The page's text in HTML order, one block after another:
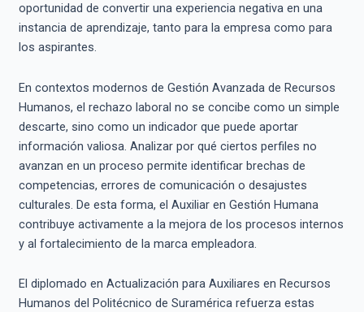
oportunidad de convertir una experiencia negativa en una
instancia de aprendizaje, tanto para la empresa como para
los aspirantes.
En contextos modernos de Gestión Avanzada de Recursos
Humanos, el rechazo laboral no se concibe como un simple
descarte, sino como un indicador que puede aportar
información valiosa. Analizar por qué ciertos perfiles no
avanzan en un proceso permite identificar brechas de
competencias, errores de comunicación o desajustes
culturales. De esta forma, el Auxiliar en Gestión Humana
contribuye activamente a la mejora de los procesos internos
y al fortalecimiento de la marca empleadora.
El diplomado en Actualización para Auxiliares en Recursos
Humanos del Politécnico de Suramérica refuerza estas